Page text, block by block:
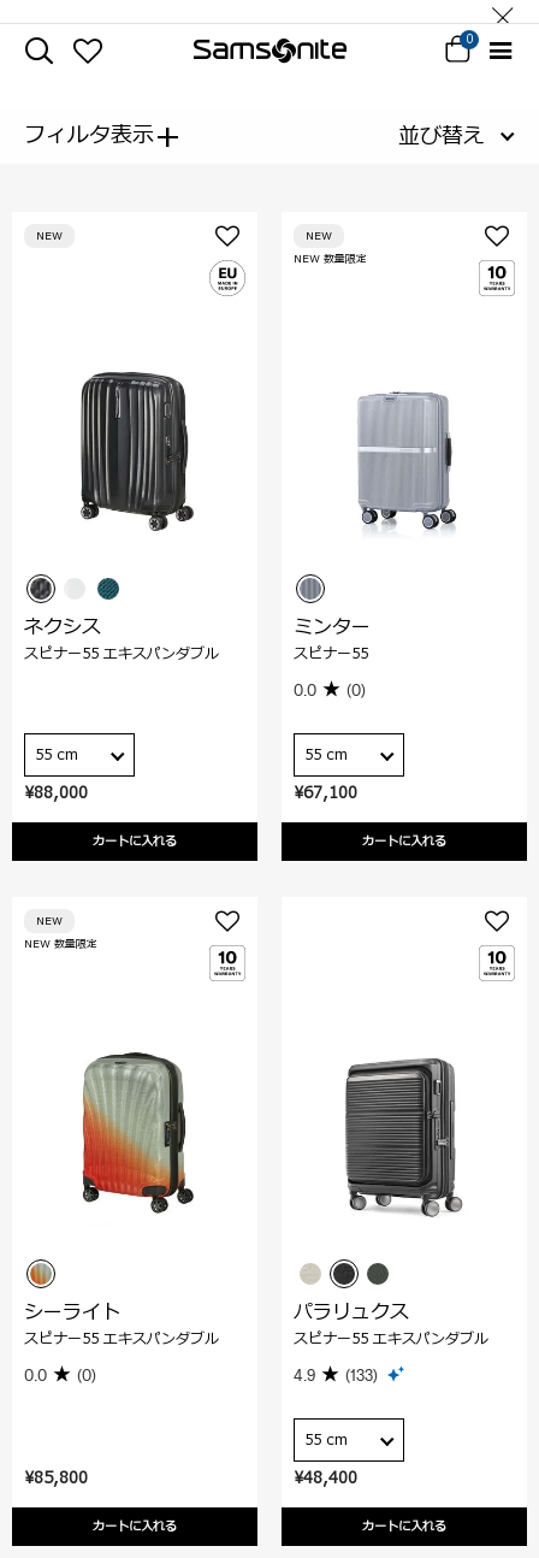
0
フィルタ表示+ 並び替え
¥88,000
カートに入れる
NEW
ネクシス
スピナー55 エキスパンダブル
55 cm
¥67,100
カートに入れる
NEW 数量限定
NEW
ミンター
スピナー55
0.0 (0)
55 cm
¥85,800
カートに入れる
NEW 数量限定
NEW
シーライト
スピナー55 エキスパンダブル
0.0 (0)
¥48,400
カートに入れる
パラリュクス
スピナー55 エキスパンダブル
4.9 (133)
55 cm